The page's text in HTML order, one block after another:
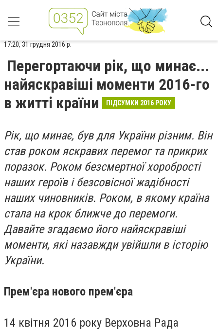
17:20, 31 грудня 2016 р.
Перегортаючи рік, що минає...
найяскравіші моменти 2016-го
в житті країни
ПІДСУМКИ 2016 РОКУ
Рік, що минає, був для України різним. Він
став роком яскравих перемог та прикрих
поразок. Роком безсмертної хоробрості
наших героїв і безсовісної жадібності
наших чиновників. Роком, в якому країна
стала на крок ближче до перемоги.
Давайте згадаємо його найяскравіші
моменти, які назавжди увійшли в історію
України.
Прем'єра нового прем'єра
14 квітня 2016 року Верховна Рада